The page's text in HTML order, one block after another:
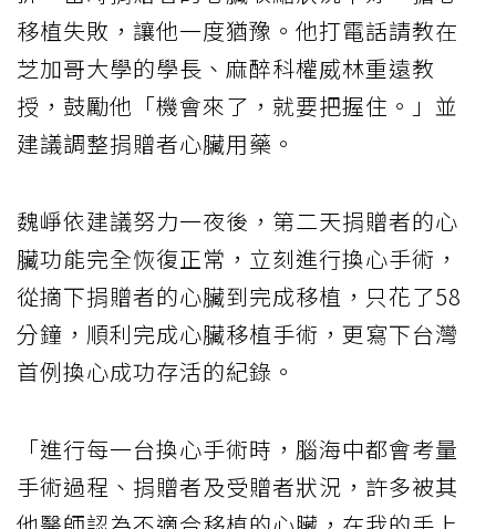
移植失敗，讓他一度猶豫。他打電話請教在
芝加哥大學的學長、麻醉科權威林重遠教
授，鼓勵他「機會來了，就要把握住。」並
建議調整捐贈者心臟用藥。
魏崢依建議努力一夜後，第二天捐贈者的心
臟功能完全恢復正常，立刻進行換心手術，
從摘下捐贈者的心臟到完成移植，只花了58
分鐘，順利完成心臟移植手術，更寫下台灣
首例換心成功存活的紀錄。
「進行每一台換心手術時，腦海中都會考量
手術過程、捐贈者及受贈者狀況，許多被其